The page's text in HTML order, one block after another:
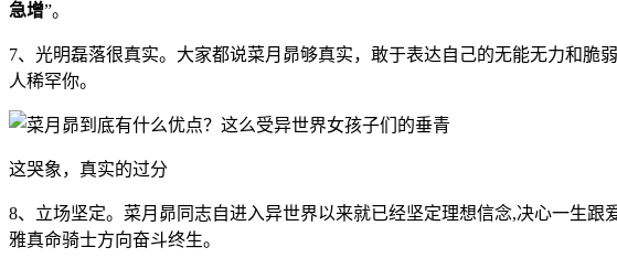
急增”。
7、光明磊落很真实。大家都说菜月昴够真实，敢于表达自己的无能无力和
人稀罕你。
这哭象，真实的过分
8、立场坚定。菜月昴同志自进入异世界以来就已经坚定理想信念,决心一生
雅真命骑士方向奋斗终生。